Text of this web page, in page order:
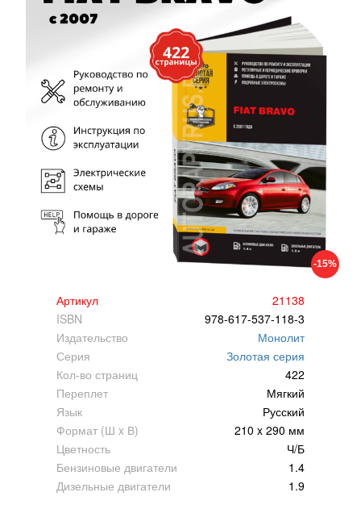
-15%
Артикул
21138
ISBN
978-617-537-118-3
Издательство
Монолит
Серия
Золотая серия
Кол-во страниц
422
Переплет
Мягкий
Язык
Русский
Формат (Ш x В)
210 x 290 мм
Цветность
Ч/Б
Бензиновые двигатели
1.4
Дизельные двигатели
1.9